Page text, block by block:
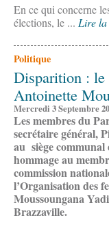
En ce qui concerne
élections, le ... Lire la
Politique
Disparition : le
Antoinette
Mercredi 3 Septembre
Les membres du
secrétaire général,
au siège
hommage au
commission
l’Organisation des
Moussoungana
Brazzaville.